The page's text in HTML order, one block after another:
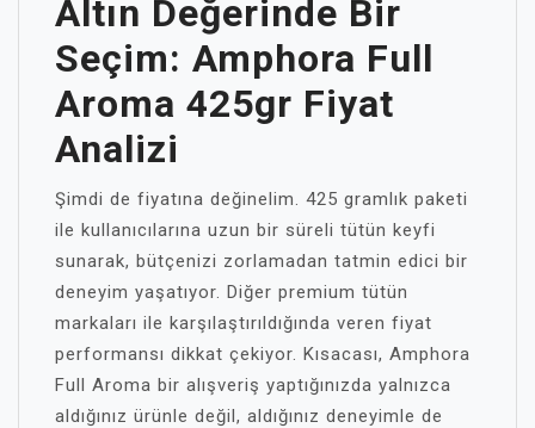
Altın Değerinde Bir
Seçim: Amphora Full
Aroma 425gr Fiyat
Analizi
Şimdi de fiyatına değinelim. 425 gramlık paketi
ile kullanıcılarına uzun bir süreli tütün keyfi
sunarak, bütçenizi zorlamadan tatmin edici bir
deneyim yaşatıyor. Diğer premium tütün
markaları ile karşılaştırıldığında veren fiyat
performansı dikkat çekiyor. Kısacası, Amphora
Full Aroma bir alışveriş yaptığınızda yalnızca
aldığınız ürünle değil, aldığınız deneyimle de